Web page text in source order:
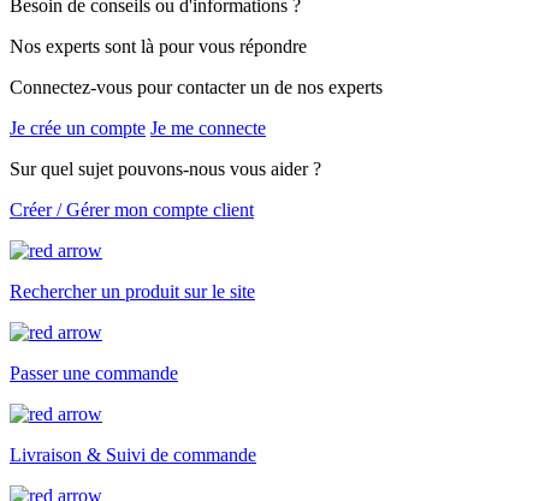
Besoin de conseils ou d'informations ?
Nos experts sont là pour vous répondre
Connectez-vous pour contacter un de nos experts
Je crée un compte Je me connecte
Sur quel sujet pouvons-nous vous aider ?
Créer / Gérer mon compte client
Rechercher un produit sur le site
Passer une commande
Livraison & Suivi de commande